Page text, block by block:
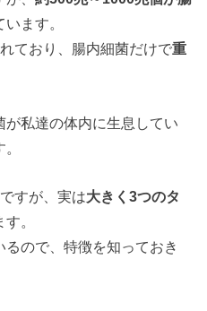
ます。
ており、腸内細菌だけで重
が私達の体内に生息してい
すが、実は大きく3つのタ
。
ので、特徴を知っておき